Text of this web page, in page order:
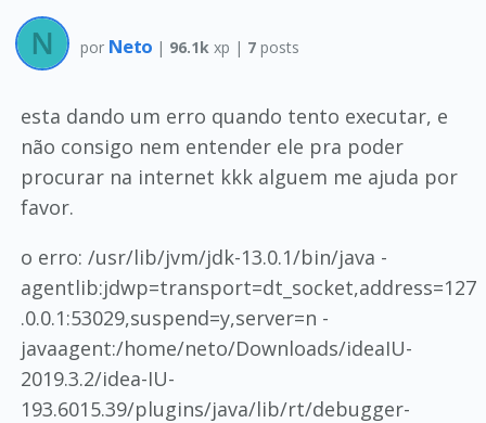
por Neto | 96.1k xp | 7posts
esta dando um erro quando tento executar, e
não consigo nem entender ele pra poder
procurar na internet kkk alguem me ajuda por
favor.
o erro: /usr/lib/jvm/jdk-13.0.1/bin/java -
agentlib:jdwp=transport=dt_socket,address=127
.0.0.1:53029,suspend=y,server=n -
javaagent:/home/neto/Downloads/ideaIU-
2019.3.2/idea-IU-
193.6015.39/plugins/java/lib/rt/debugger-